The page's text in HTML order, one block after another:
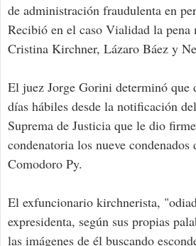
de administración fraudulenta en
Recibió en el caso Vialidad la
Cristina Kirchner, Lázaro Báez y
El juez Jorge Gorini determinó que
días hábiles desde la notificación
Suprema de Justicia que le dio
condenatoria los nueve condenados
Comodoro Py.
El exfuncionario kirchnerista,
expresidenta, según sus propias
las imágenes de él buscando